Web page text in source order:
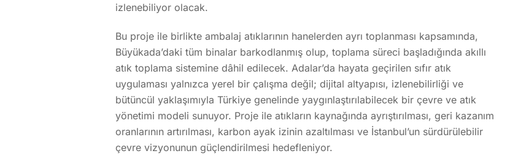
izlenebiliyor olacak.
Bu proje ile birlikte ambalaj atıklarının hanelerden ayrı toplanması kapsamında,
Büyükada’daki tüm binalar barkodlanmış olup, toplama süreci başladığında akıllı
atık toplama sistemine dâhil edilecek. Adalar’da hayata geçirilen sıfır atık
uygulaması yalnızca yerel bir çalışma değil; dijital altyapısı, izlenebilirliği ve
bütüncül yaklaşımıyla Türkiye genelinde yaygınlaştırılabilecek bir çevre ve atık
yönetimi modeli sunuyor. Proje ile atıkların kaynağında ayrıştırılması, geri kazanım
oranlarının artırılması, karbon ayak izinin azaltılması ve İstanbul’un sürdürülebilir
çevre vizyonunun güçlendirilmesi hedefleniyor.